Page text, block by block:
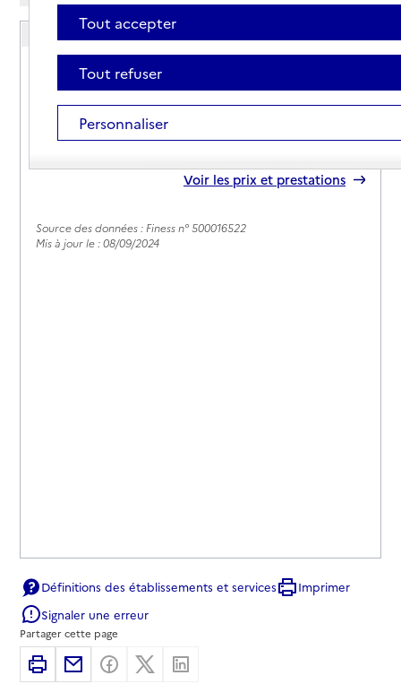
Résidence autonomie Graindorge
Adresse
15 grande Rue
50670-Saint-Pois
02 33 59 80 42
Voir les prix et prestations
Source des données : Finess n° 500016522
Mis à jour le : 08/09/2024
Définitions des établissements et services
Imprimer
Signaler une erreur
Partager cette page
ImprimerPartager par email
Partager sur Facebook
Partager sur X
Tout accepter
Tout refuser
Personnaliser